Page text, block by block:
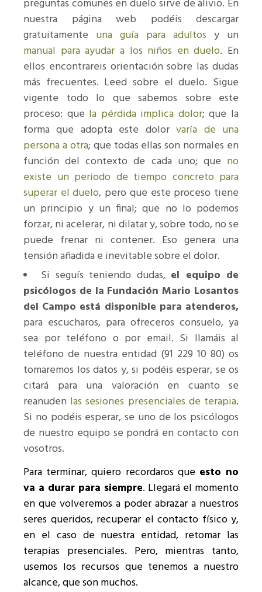
preguntas comunes en duelo sirve de alivio. En
nuestra página web podéis descargar
gratuitamente una guía para adultos y un
manual para ayudar a los niños en duelo. En
ellos encontrareis orientación sobre las dudas
más frecuentes. Leed sobre el duelo. Sigue
vigente todo lo que sabemos sobre este
proceso: que la pérdida implica dolor; que la
forma que adopta este dolorvaría de una
persona a otra; que todas ellas son normales en
función del contexto de cada uno; que no
existe un periodo de tiempo concreto para
superar el duelo, pero que este proceso tiene
un principio y un final; que no lo podemos
forzar, ni acelerar, ni dilatar y, sobre todo, no se
puede frenar ni contener. Eso genera una
tensión añadida e inevitable sobre el dolor.
Si seguís teniendo dudas, el equipo de
psicólogos de la Fundación Mario Losantos
del Campo está disponible para atenderos,
para escucharos, para ofreceros consuelo, ya
sea por teléfono o por email. Si llamáis al
teléfono de nuestra entidad (91 229 10 80) os
tomaremos los datos y, si podéis esperar, se os
citará para una valoración en cuanto se
reanuden las sesiones presenciales de terapia.
Si no podéis esperar, se uno de los psicólogos
de nuestro equipo se pondrá en contacto con
vosotros.
Para terminar, quiero recordaros que esto no
va a durar para siempre. Llegará el momento
en que volveremos a poder abrazar a nuestros
seres queridos, recuperar el contacto físico y,
en el caso de nuestra entidad, retomar las
terapias presenciales. Pero, mientras tanto,
usemos los recursos que tenemos a nuestro
alcance, que son muchos.